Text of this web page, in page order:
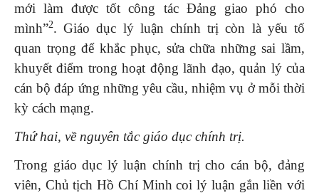
mới làm được tốt công tác Đảng giao phó cho
mình”2. Giáo dục lý luận chính trị còn là yếu tố
quan trọng để khắc phục, sửa chữa những sai lầm,
khuyết điểm trong hoạt động lãnh đạo, quản lý của
cán bộ đáp ứng những yêu cầu, nhiệm vụ ở mỗi thời
kỳ cách mạng.
Thứ hai, vềnguyên tắc giáo dục chính trị.
Trong giáo dục lý luận chính trị cho cán bộ, đảng
viên, Chủ tịch Hồ Chí Minh coi lý luận gắn liền với